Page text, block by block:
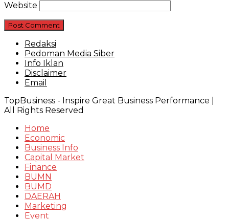
Website
Redaksi
Pedoman Media Siber
Info Iklan
Disclaimer
Email
TopBusiness - Inspire Great Business Performance |
All Rights Reserved
Home
Economic
Business Info
Capital Market
Finance
BUMN
BUMD
DAERAH
Marketing
Event